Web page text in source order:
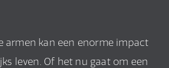
armen kan een enorme impact
leven. Of het nu gaat om een